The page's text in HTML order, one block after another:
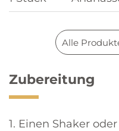
Alle
Zubereitung
1. Einen Shaker